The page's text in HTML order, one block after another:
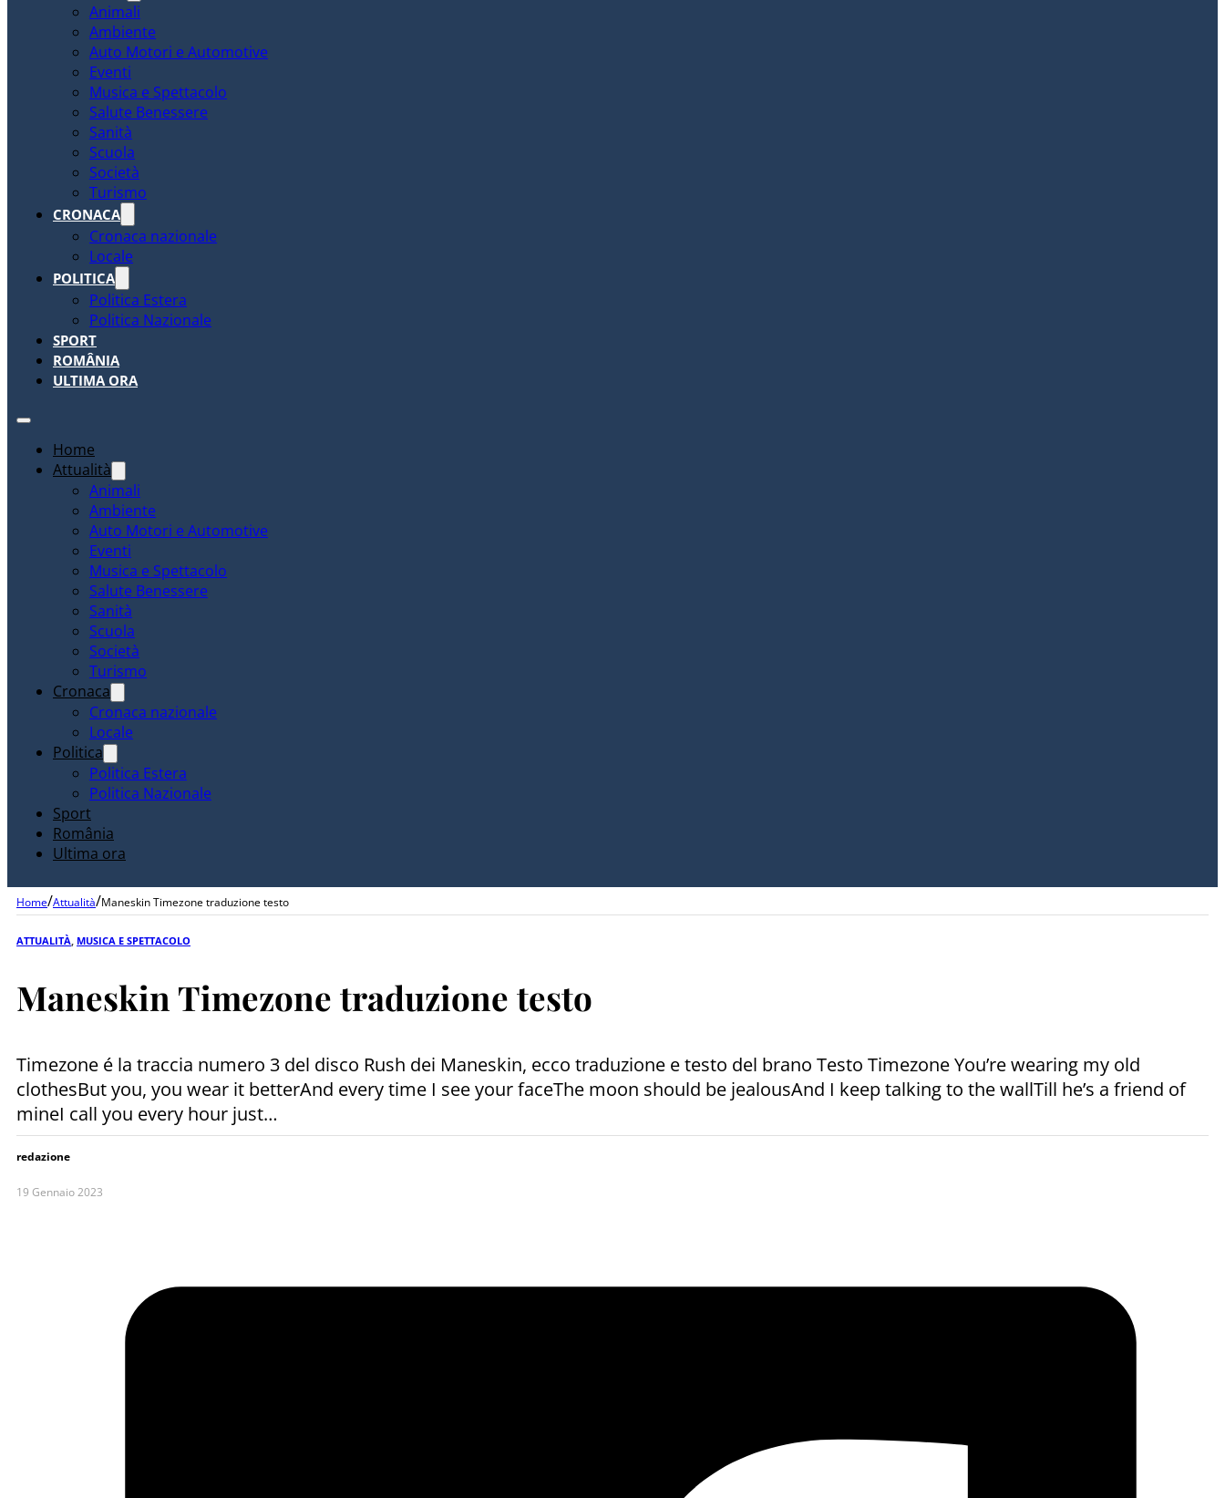
Animali
Ambiente
Auto Motori e Automotive
Eventi
Musica e Spettacolo
Salute Benessere
Sanità
Scuola
Società
Turismo
CRONACA
Cronaca nazionale
Locale
POLITICA
Politica Estera
Politica Nazionale
SPORT
ROMÂNIA
ULTIMA ORA
Home
Attualità
Animali
Ambiente
Auto Motori e Automotive
Eventi
Musica e Spettacolo
Salute Benessere
Sanità
Scuola
Società
Turismo
Cronaca
Cronaca nazionale
Locale
Politica
Politica Estera
Politica Nazionale
Sport
România
Ultima ora
Home/Attualità/Maneskin Timezone traduzione testo
ATTUALITÀ MUSICA E SPETTACOLO
Maneskin Timezone traduzione testo
Timezone é la traccia numero 3 del disco Rush dei Maneskin, ecco traduzione e testo del brano Testo Timezone You’re wearing my old
clothesBut you, you wear it betterAnd every time I see your faceThe moon should be jealousAnd I keep talking to the wallTill he’s a friend of
mineI call you every hour just…
redazione
19 Gennaio 2023